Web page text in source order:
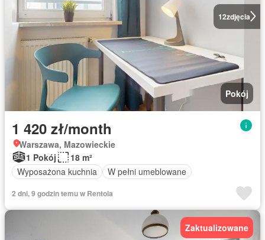
12zdjęcia
Pokój
1 420 zł/month
Warszawa, Mazowieckie
1 Pokój
18 m²
Wyposażona kuchnia
W pełni umeblowane
2 dni, 9 godzin temu w Rentola
Zaktualizowane